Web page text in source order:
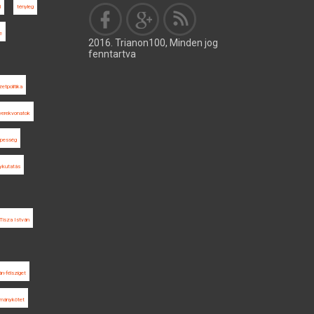
tényleg
Tisza István
félsziget
2016. Trianon100, Minden jog
fenntartva